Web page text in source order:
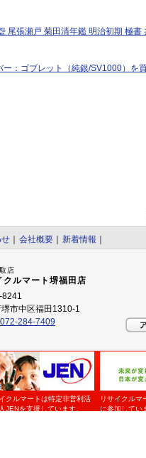
尾張瀬戸 菊田清年鑑 明治初期 極書
：ゴブレット（純銀/SV1000）を
せ 会社概要 新着情報
店
クルマート堺福田店
8241
市中区福田1310-1
072-284-7409
クルマートは特定非営利活
JENを支援しています。
リサイクルマ
に参加してい